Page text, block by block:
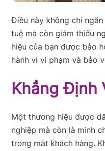
Điều này không chỉ
tuệ mà còn giảm thiểu
hiệu của bạn được bảo
hành vi vi phạm và bảo
Khẳng Định
Một thương hiệu được
nghiệp mà còn là minh
trong mắt khách hàng.